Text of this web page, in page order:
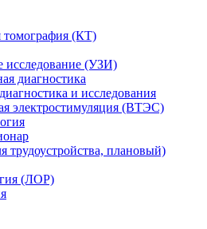
томография (КТ)
исследование (УЗИ)
диагностика
и исследования
электростимуляция (ВТЭС)
трудоустройства, плановый)
(ЛОР)